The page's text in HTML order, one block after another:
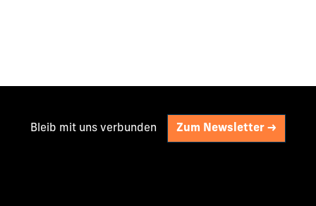
Bleib mit uns verbunden Zum Newsletter ->